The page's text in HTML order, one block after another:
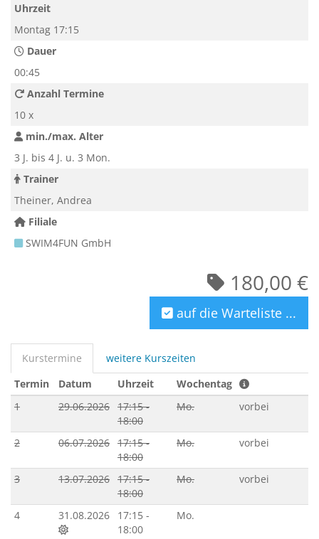
Uhrzeit
Montag 17:15
Dauer
00:45
Anzahl Termine
10 x
min./max. Alter
3 J. bis 4 J. u. 3 Mon.
Trainer
Theiner, Andrea
Filiale
SWIM4FUN GmbH
180,00 €
auf die Warteliste ...
Kurstermine
weitere Kurszeiten
Termin
Datum Uhrzeit
Wochentag
1
29.06.2026 17:15 -
18:00
Mo. vorbei
2 06.07.2026 17:15 -
18:00
Mo. vorbei
3 13.07.2026 17:15 -
18:00
Mo. vorbei
4 31.08.2026
17:15 -
18:00
Mo.